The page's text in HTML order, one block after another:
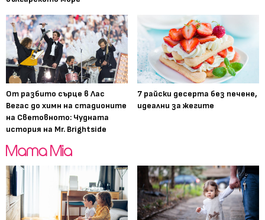
От разбито сърце в Лас
Вегас до химн на стадионите
на Световното: Чудната
история на Mr. Brightside
7 райски десерта без печене,
идеални за жегите